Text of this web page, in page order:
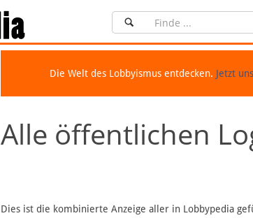
Die Welt des Lobbyismus entdecken. Jetzt
Alle öffentlichen
Dies ist die kombinierte Anzeige aller in Lobbypedia